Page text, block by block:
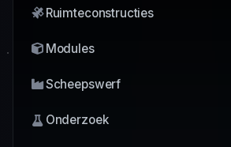
Ruimteconstructies
Modules
Scheepswerf
Onderzoek